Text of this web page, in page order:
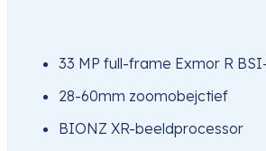
33 MP full-frame Exmor R
28-60mm zoomobejctief
BIONZ XR-beeldprocessor